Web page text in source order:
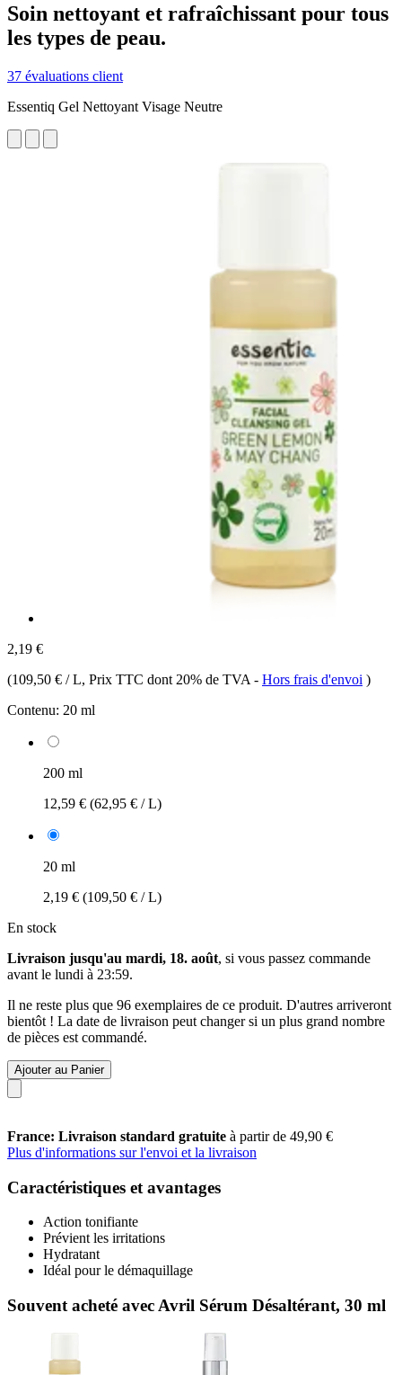
Soin nettoyant et rafraîchissant pour tous
les types de peau.
37 évaluations client
Essentiq Gel Nettoyant Visage Neutre
2,19 €
(109,50 € / L, Prix TTC dont 20% de TVA - Hors frais d'envoi )
Contenu: 20 ml
200 ml
12,59 € (62,95 € / L)
20 ml
2,19 € (109,50 € / L)
En stock
Livraison jusqu'au mardi, 18. août, si vous passez commande
avant le lundi à 23:59.
Il ne reste plus que 96 exemplaires de ce produit. D'autres arriveront
bientôt ! La date de livraison peut changer si un plus grand nombre
de pièces est commandé.
Ajouter au Panier
France: Livraison standard gratuite à partir de 49,90 €
Plus d'informations sur l'envoi et la livraison
Caractéristiques et avantages
Action tonifiante
Prévient les irritations
Hydratant
Idéal pour le démaquillage
Souvent acheté avec Avril Sérum Désaltérant, 30 ml